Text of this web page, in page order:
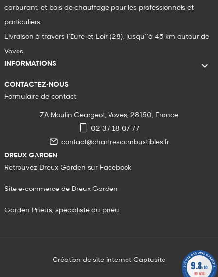
carburant, et bois de chauffage pour les professionnels et
particuliers.
Livraison à travers l’Eure-et-Loir (28), jusqu’’à 45 km autour de
Voves.
INFORMATIONS

CONTACTEZ-NOUS
Formulaire de contact
ZA Moulin Geargeot, Voves, 28150, France
02 37 18 07 77
contact@chartrescombustibles.fr
DREUX GARDEN
Retrouvez Dreux Garden sur Facebook
Site e-commerce de Dreux Garden
Garden Pneus, spécialiste du pneu
Création de site internet Captusite 9.8/10
99 AVIS